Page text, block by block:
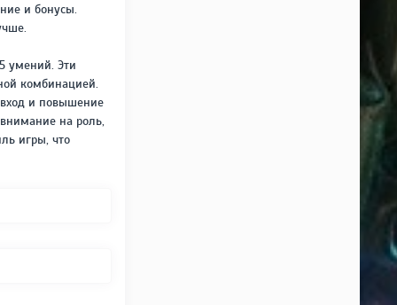
и бонусы.
умений. Эти
комбинацией.
и повышение
на роль,
игры, что